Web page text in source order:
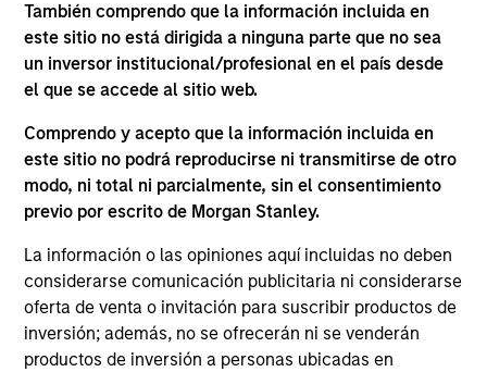
También comprendo que la información incluida en
este sitio no está dirigida a ninguna parte que no sea
un inversor institucional/profesional en el país desde
el que se accede al sitio web.
Comprendo y acepto que la información incluida en
este sitio no podrá reproducirse ni transmitirse de otro
modo, ni total ni parcialmente, sin el consentimiento
previo por escrito de Morgan Stanley.
La información o las opiniones aquí incluidas no deben
considerarse comunicación publicitaria ni considerarse
oferta de venta o invitación para suscribir productos de
inversión; además, no se ofrecerán ni se venderán
productos de inversión a personas ubicadas en
Board Membership
Adam Shaw, Patrick Whitehead,Marc Godlis
Morgan Stanley Capital Partners
Press Release
Morgan Stanley Capital Partners Acquires
RowCal
May 01,2023